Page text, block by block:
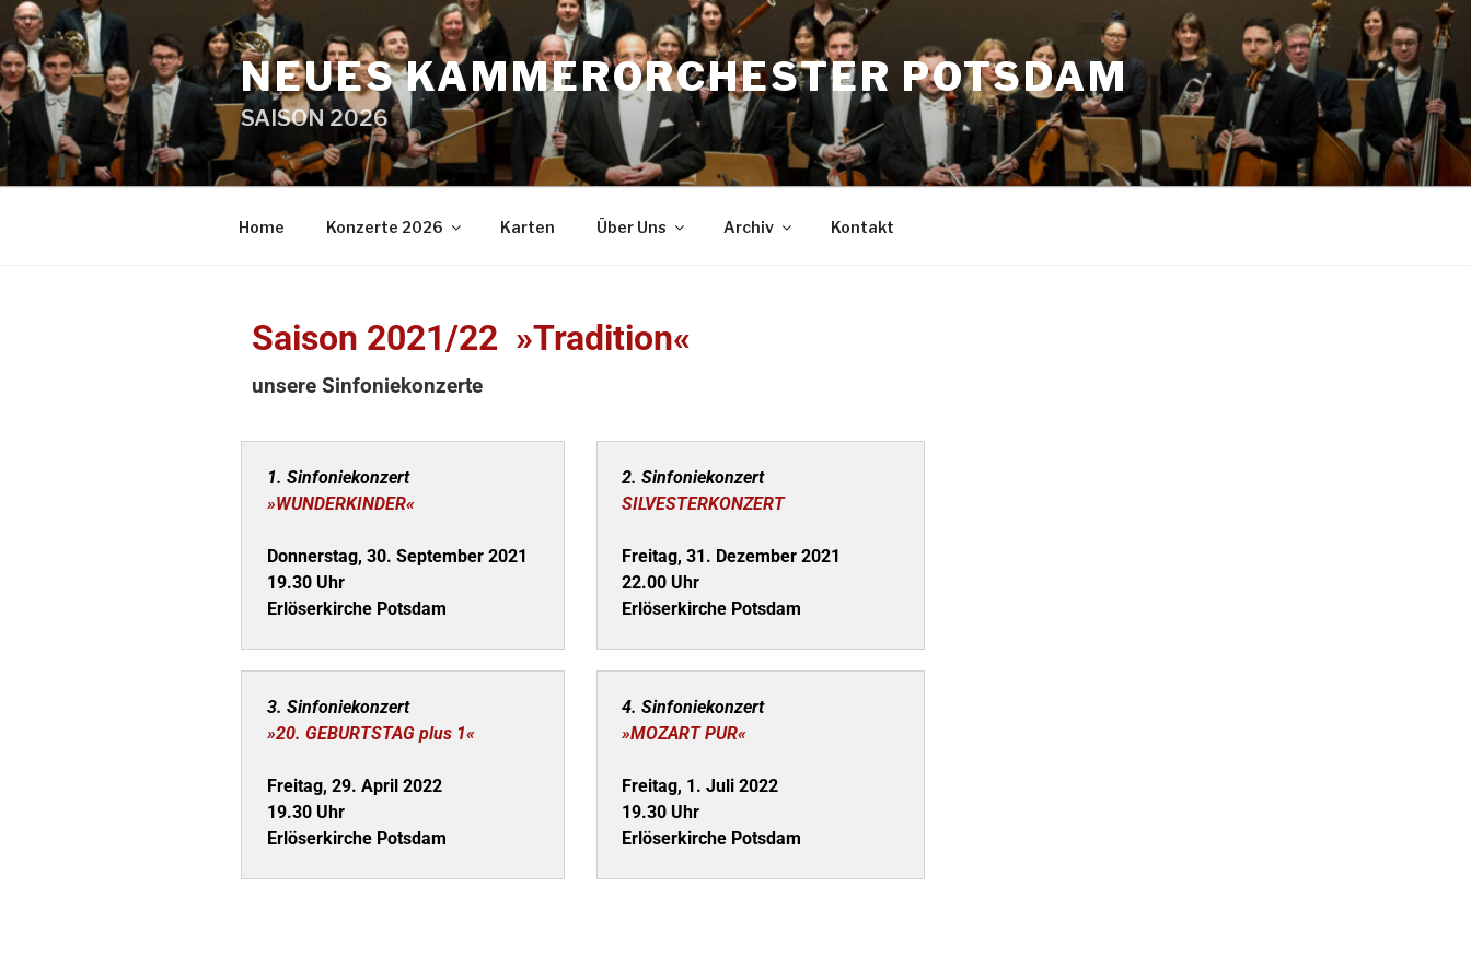
NEUES KAMMERORCHESTER POTSDAM
SAISON 2026
Home Konzerte 2026 Karten Über Uns Archiv Kontakt
Saison 2021/22 »Tradition«
unsere Sinfoniekonzerte
1. Sinfoniekonzert
»WUNDERKINDER«
Donnerstag, 30. September 2021
19.30 Uhr
Erlöserkirche Potsdam
2. Sinfoniekonzert
SILVESTERKONZERT
Freitag, 31. Dezember 2021
22.00 Uhr
Erlöserkirche Potsdam
3. Sinfoniekonzert
»20. GEBURTSTAG plus 1«
Freitag, 29. April 2022
19.30 Uhr
Erlöserkirche Potsdam
4. Sinfoniekonzert
»MOZART PUR«
Freitag, 1. Juli 2022
19.30 Uhr
Erlöserkirche Potsdam